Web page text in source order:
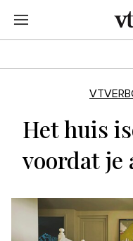
Het huis
voordat je